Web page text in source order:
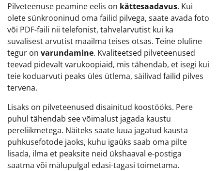
Pilveteenuse peamine eelis on kättesaadavus. Kui
olete sünkrooninud oma failid pilvega, saate avada foto
või PDF-faili nii telefonist, tahvelarvutist kui ka
suvalisest arvutist maailma teises otsas. Teine oluline
tegur on varundamine. Kvaliteetsed pilveteenused
teevad pidevalt varukoopiaid, mis tähendab, et isegi kui
teie koduarvuti peaks üles ütlema, säilivad failid pilves
tervena.
Lisaks on pilveteenused disainitud koostööks. Pere
puhul tähendab see võimalust jagada kaustu
pereliikmetega. Näiteks saate luua jagatud kausta
puhkusefotode jaoks, kuhu igaüks saab oma pilte
lisada, ilma et peaksite neid ükshaaval e-postiga
saatma või mälupulgal edasi-tagasi toimetama.